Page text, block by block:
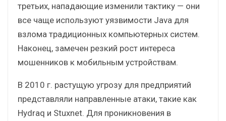
третьих, нападающие изменили тактику — они
все чаще используют уязвимости Java для
взлома традиционных компьютерных систем.
Наконец, замечен резкий рост интереса
мошенников к мобильным устройствам.
В 2010 г. растущую угрозу для предприятий
представляли направленные атаки, такие как
Hydraq и Stuxnet. Для проникновения в